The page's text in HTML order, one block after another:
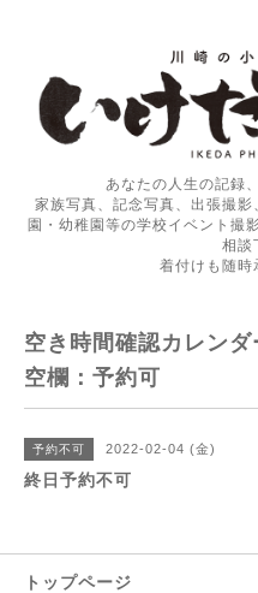
あなたの人生の記録
家族写真、記念写真、出張撮
園・幼稚園等の学校イベント撮
相談
着付けも随時
空き時間確認カレン
空欄：予約可
予約不可 2022-02-04 (金)
終日予約不可
トップページ